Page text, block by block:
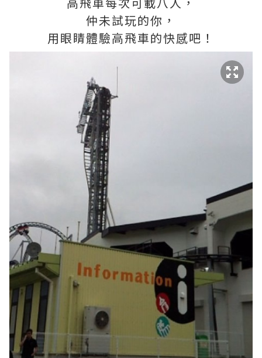
仲未試玩的你，
用眼睛體驗高飛車的快感吧！